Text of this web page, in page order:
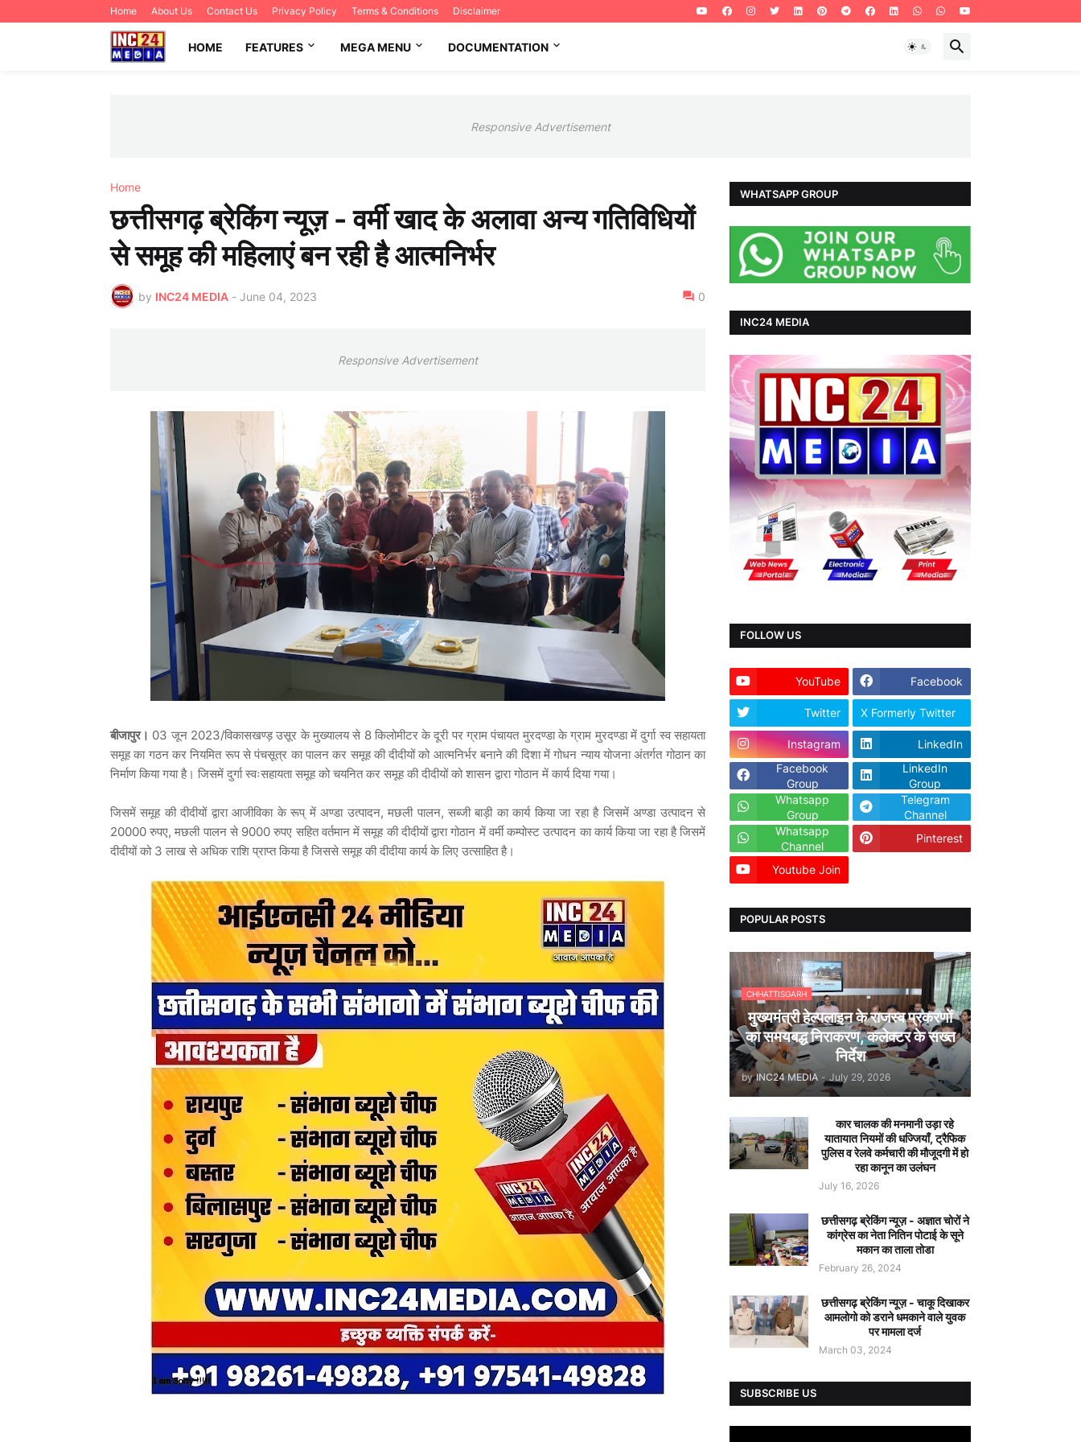
Home About Us Contact Us Privacy Policy Terms & Conditions Disclaimer
HOME FEATURES MEGA MENU DOCUMENTATION
Responsive Advertisement
Home
छत्तीसगढ़ ब्रेकिंग न्यूज़ - वर्मी खाद के अलावा अन्य गतिविधियों
से समूह की महिलाएं बन रही है आत्मनिर्भर
by INC24 MEDIA - June 04, 2023 0
Responsive Advertisement
बीजापुर। 03 जून 2023/विकासखण्ड़ उसूर के मुख्यालय से 8 किलोमीटर के दूरी पर ग्राम पंचायत मुरदण्डा के ग्राम मुरदण्डा में दुर्गा स्व सहायता
समूह का गठन कर नियमित रूप से पंचसूत्र का पालन कर समूह की दीदीयों को आत्मनिर्भर बनाने की दिशा में गोधन न्याय योजना अंतर्गत गोठान का
निर्माण किया गया है। जिसमें दुर्गा स्वःसहायता समूह को चयनित कर समूह की दीदीयों को शासन द्वारा गोठान में कार्य दिया गया।
जिसमें समूह की दीदीयों द्वारा आजीविका के रूप् में अण्डा उत्पादन, मछली पालन, सब्जी बाड़ी का कार्य किया जा रहा है जिसमें अण्डा उत्पादन से
20000 रुपए, मछली पालन से 9000 रुपए सहित वर्तमान में समूह की दीदीयों द्वारा गोठान में वर्मी कम्पोस्ट उत्पादन का कार्य किया जा रहा है जिसमें
दीदीयों को 3 लाख से अधिक राशि प्राप्त किया है जिससे समूह की दीदीया कार्य के लिए उत्साहित है।
WHATSAPP GROUP
INC24 MEDIA
FOLLOW US
YouTube Facebook
Twitter X Formerly Twitter
Instagram
LinkedIn
Facebook
Group
LinkedIn
Group
Whatsapp
Group
Telegram
Channel
Whatsapp
Channel
Pinterest
Youtube Join
POPULAR POSTS
CHHATTISGARH
मुख्यमंत्री हेल्पलाइन के राजस्व प्रकरणों
का समयबद्ध निराकरण, कलेक्टर के सख्त
निर्देश
by INC24 MEDIA - July 29, 2026
कार चालक की मनमानी उड़ा रहे
यातायात नियमों की धज्जियाँ, ट्रैफिक
पुलिस व रेलवे कर्मचारी की मौजूदगी में हो
रहा कानून का उलंघन
July 16, 2026
छत्तीसगढ़ ब्रेकिंग न्यूज़ - अज्ञात चोरों ने
कांग्रेस का नेता नितिन पोटाई के सूने
मकान का ताला तोडा
February 26, 2024
छत्तीसगढ़ ब्रेकिंग न्यूज़ - चाकू दिखाकर
आमलोगो को डराने धमकाने वाले युवक
पर मामला दर्ज
March 03, 2024
SUBSCRIBE US